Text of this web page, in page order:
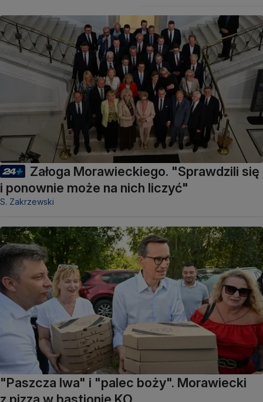
Załoga Morawieckiego. "Sprawdzili się
i ponownie może na nich liczyć"
S. Zakrzewski
"Paszcza lwa" i "palec boży". Morawiecki